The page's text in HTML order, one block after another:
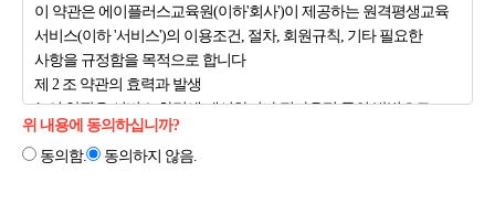
이 약관은 에이플러스교육원(이하'회사')이 제공하는 원격평생교육
서비스(이하 '서비스')의 이용조건, 절차, 회원규칙, 기타 필요한
사항을 규정함을 목적으로 합니다
제 2 조 약관의 효력과 발생
1. 이 약관은 서비스 화면에 게시하거나 전자우편 등의 방법으로
회원에게 공지함으로써 효력이 발생됩니다.
2. 회사는 업무상 중요 변경사유가 있을 때 이 약관의 내용을 변경할
위 내용에 동의하십니까?
동의함.
동의하지 않음.